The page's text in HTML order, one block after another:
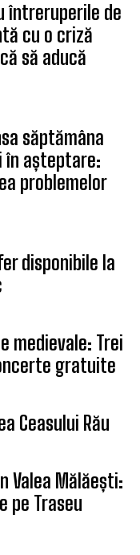
întreruperile de
cu o criză
să aducă
săptămâna
în așteptare:
problemelor
disponibile la
medievale: Trei
gratuite
Ceasului Rău
Valea Mălăești:
pe Traseu